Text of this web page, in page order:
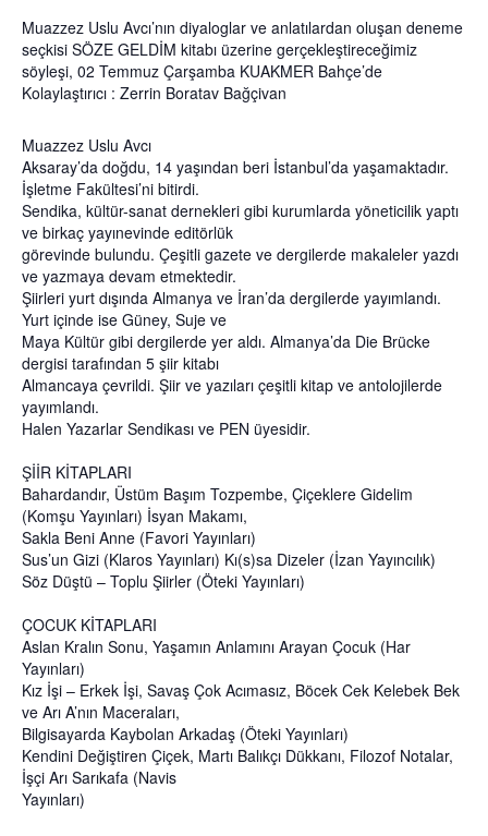
Muazzez Uslu Avcı’nın diyaloglar ve anlatılardan oluşan deneme
seçkisi SÖZE GELDİM kitabı üzerine gerçekleştireceğimiz
söyleşi, 02 Temmuz Çarşamba KUAKMER Bahçe’de
Kolaylaştırıcı : Zerrin Boratav Bağçivan
Muazzez Uslu Avcı
Aksaray’da doğdu, 14 yaşından beri İstanbul’da yaşamaktadır.
İşletme Fakültesi’ni bitirdi.
Sendika, kültür-sanat dernekleri gibi kurumlarda yöneticilik yaptı
ve birkaç yayınevinde editörlük
görevinde bulundu. Çeşitli gazete ve dergilerde makaleler yazdı
ve yazmaya devam etmektedir.
Şiirleri yurt dışında Almanya ve İran’da dergilerde yayımlandı.
Yurt içinde ise Güney, Suje ve
Maya Kültür gibi dergilerde yer aldı. Almanya’da Die Brücke
dergisi tarafından 5 şiir kitabı
Almancaya çevrildi. Şiir ve yazıları çeşitli kitap ve antolojilerde
yayımlandı.
Halen Yazarlar Sendikası ve PEN üyesidir.
ŞİİR KİTAPLARI
Bahardandır, Üstüm Başım Tozpembe, Çiçeklere Gidelim
(Komşu Yayınları) İsyan Makamı,
Sakla Beni Anne (Favori Yayınları)
Sus’un Gizi (Klaros Yayınları) Kı(s)sa Dizeler (İzan Yayıncılık)
Söz Düştü – Toplu Şiirler (Öteki Yayınları)
ÇOCUK KİTAPLARI
Aslan Kralın Sonu, Yaşamın Anlamını Arayan Çocuk (Har
Yayınları)
Kız İşi – Erkek İşi, Savaş Çok Acımasız, Böcek Cek Kelebek Bek
ve Arı A’nın Maceraları,
Bilgisayarda Kaybolan Arkadaş (Öteki Yayınları)
Kendini Değiştiren Çiçek, Martı Balıkçı Dükkanı, Filozof Notalar,
İşçi Arı Sarıkafa (Navis
Yayınları)